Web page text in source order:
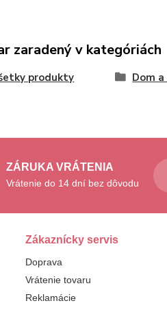
zaradený v kategóriách
produkty Dom
ZÁRUKA VRÁTENIA
Vrátenie do 14 dní bez dôvodu
Zákaznícky servis
Doprava
Vrátenie tovaru
Reklamácie